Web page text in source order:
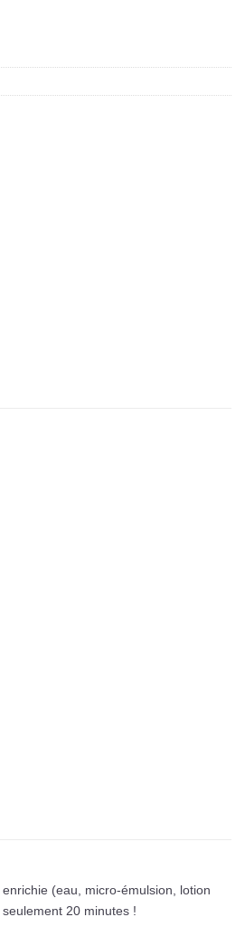
(eau, micro-émulsion, lotion
20 minutes !